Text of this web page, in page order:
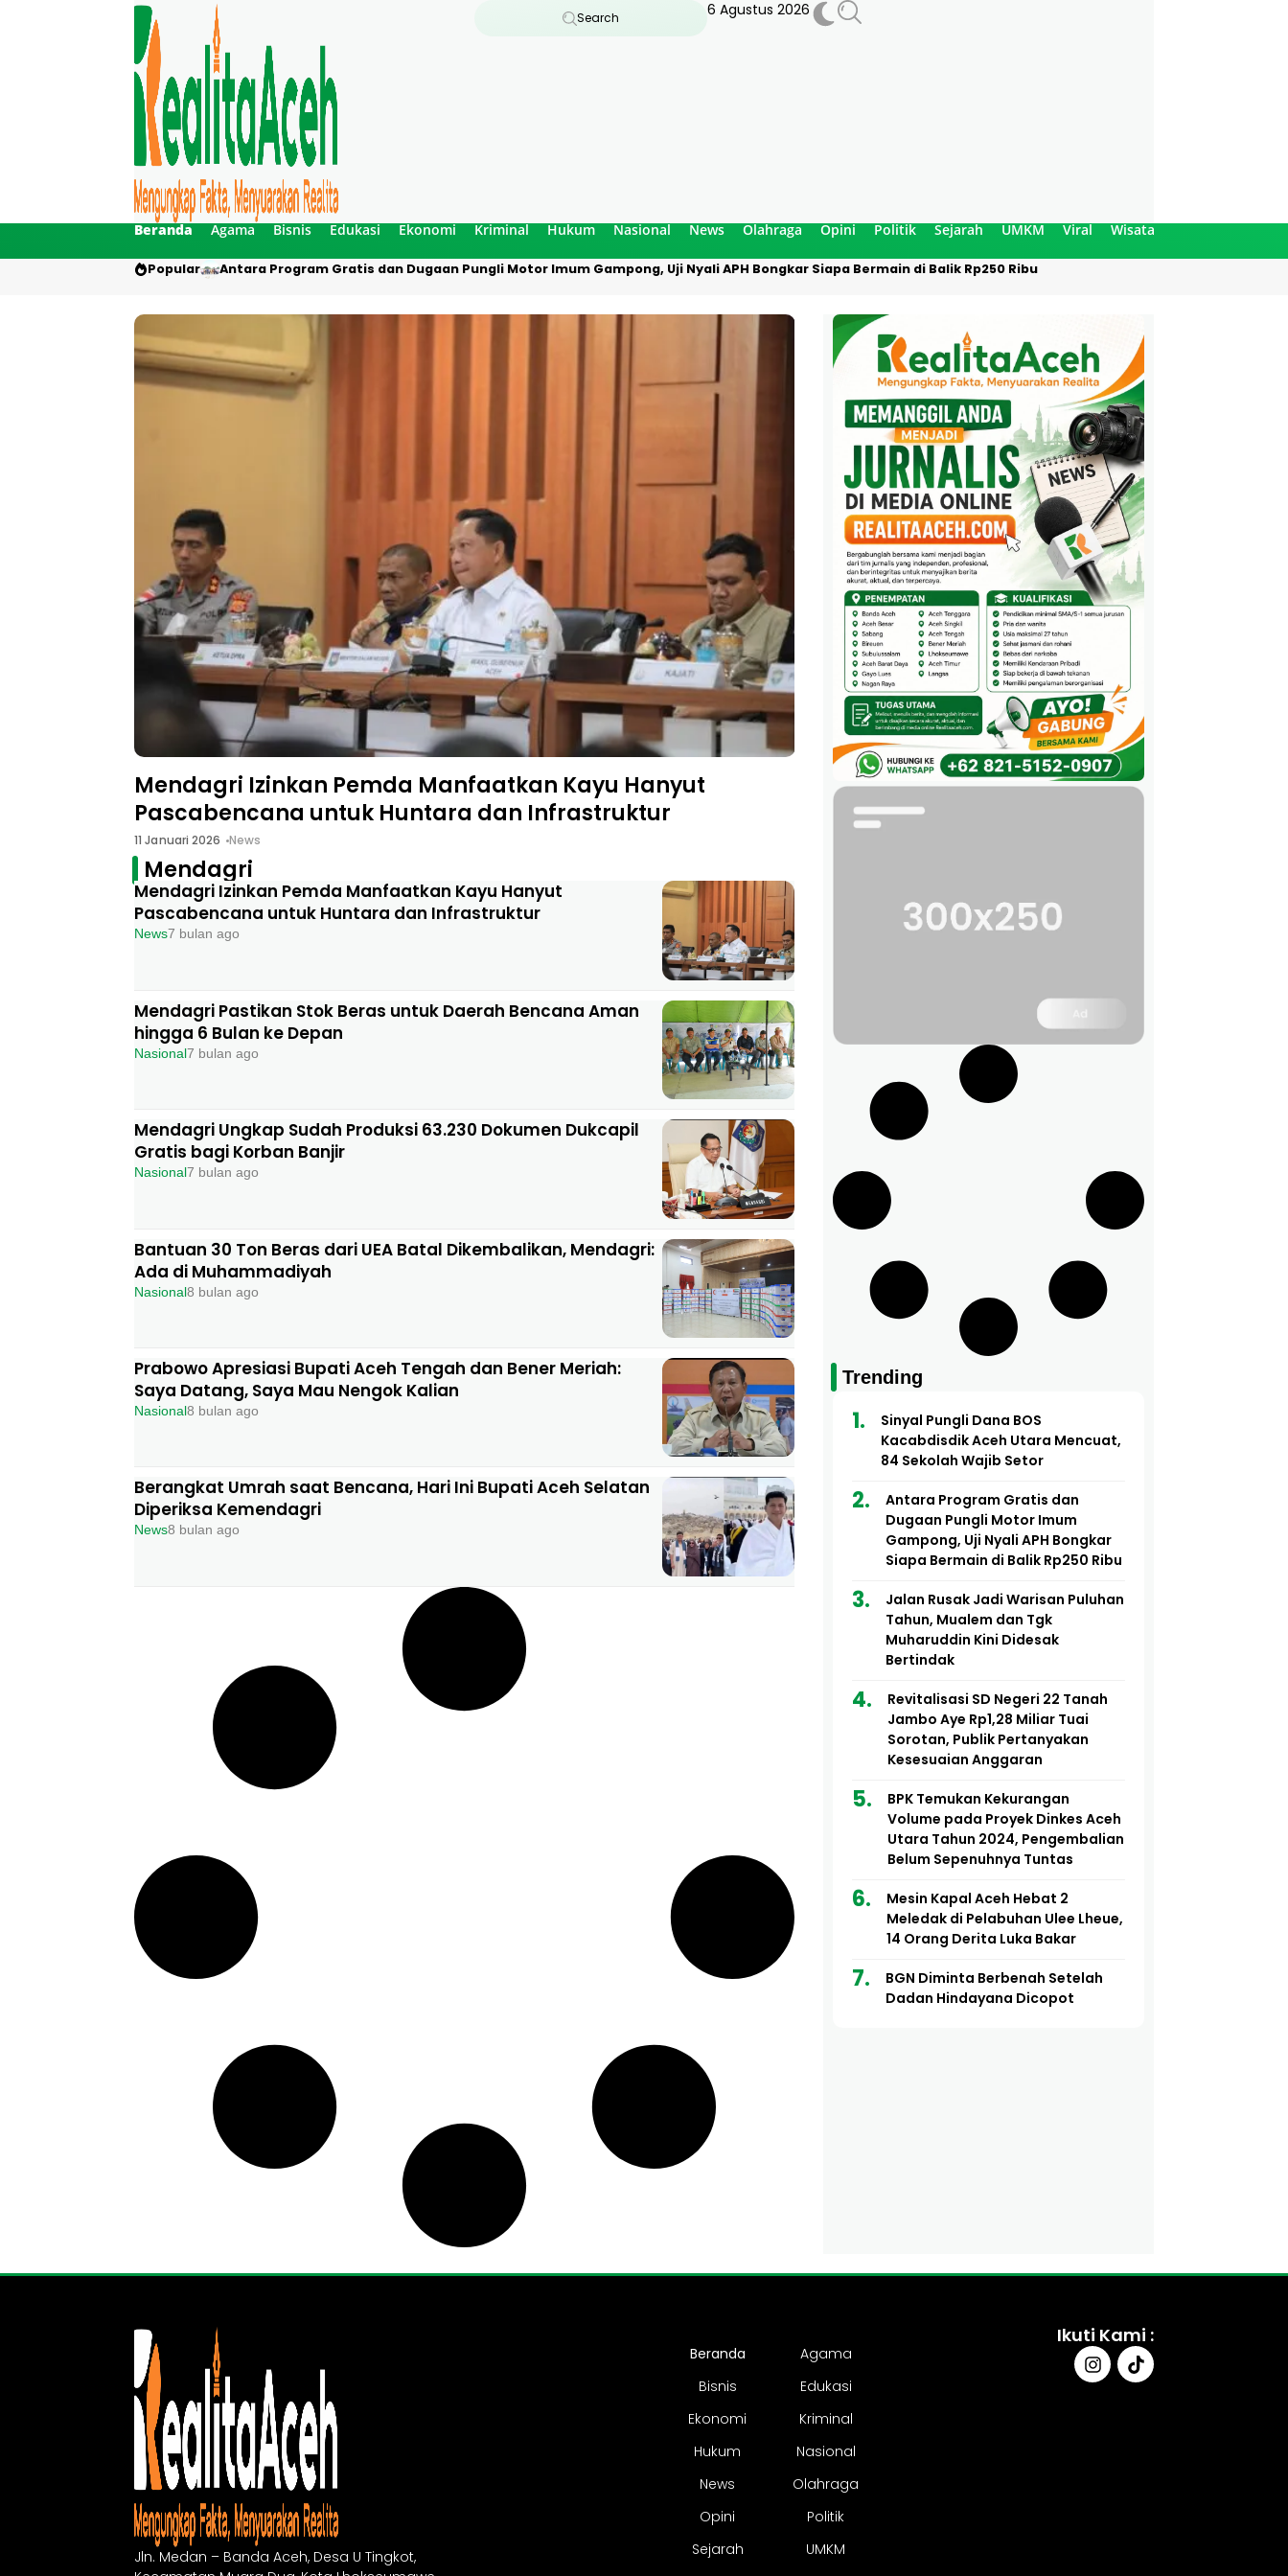
Search 6 Agustus 2026
Beranda Agama Bisnis Edukasi Ekonomi Kriminal Hukum Nasional News Olahraga Opini Politik Sejarah UMKM Viral Wisata
Popular Antara Program Gratis dan Dugaan Pungli Motor Imum Gampong, Uji Nyali APH Bongkar Siapa Bermain di Balik Rp250 Ribu
Mendagri Izinkan Pemda Manfaatkan Kayu Hanyut
Pascabencana untuk Huntara dan Infrastruktur
11 Januari 2026 News
Mendagri Pastikan Stok Beras untuk
Aman hingga 6 Bulan ke Depan
Mendagri
Mendagri Izinkan Pemda Manfaatkan Kayu Hanyut
Pascabencana untuk Huntara dan Infrastruktur
News7 bulan ago
Mendagri Pastikan Stok Beras untuk Daerah Bencana Aman
hingga 6 Bulan ke Depan
Nasional7 bulan ago
Mendagri Ungkap Sudah Produksi 63.230 Dokumen Dukcapil
Gratis bagi Korban Banjir
Nasional7 bulan ago
Bantuan 30 Ton Beras dari UEA Batal Dikembalikan, Mendagri:
Ada di Muhammadiyah
Nasional8 bulan ago
Prabowo Apresiasi Bupati Aceh Tengah dan Bener Meriah:
Saya Datang, Saya Mau Nengok Kalian
Nasional8 bulan ago
Berangkat Umrah saat Bencana, Hari Ini Bupati Aceh Selatan
Diperiksa Kemendagri
News8 bulan ago
Trending
Sinyal Pungli Dana BOS
Kacabdisdik Aceh Utara Mencuat,
84 Sekolah Wajib Setor
Antara Program Gratis dan
Dugaan Pungli Motor Imum
Gampong, Uji Nyali APH Bongkar
Siapa Bermain di Balik Rp250 Ribu
Jalan Rusak Jadi Warisan Puluhan
Tahun, Mualem dan Tgk
Muharuddin Kini Didesak
Bertindak
Revitalisasi SD Negeri 22 Tanah
Jambo Aye Rp1,28 Miliar Tuai
Sorotan, Publik Pertanyakan
Kesesuaian Anggaran
BPK Temukan Kekurangan
Volume pada Proyek Dinkes Aceh
Utara Tahun 2024, Pengembalian
Belum Sepenuhnya Tuntas
Mesin Kapal Aceh Hebat 2
Meledak di Pelabuhan Ulee Lheue,
14 Orang Derita Luka Bakar
BGN Diminta Berbenah Setelah
Dadan Hindayana Dicopot
Jln. Medan – Banda Aceh, Desa U Tingkot,
Beranda
Agama
Bisnis
Edukasi
Ekonomi
Kriminal
Hukum
Nasional
News
Olahraga
Opini
Politik
Sejarah
UMKM
Ikuti Kami :